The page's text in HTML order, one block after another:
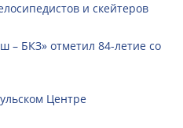
и скейтеров
– БКЗ» отметил 84-летие со
Центре